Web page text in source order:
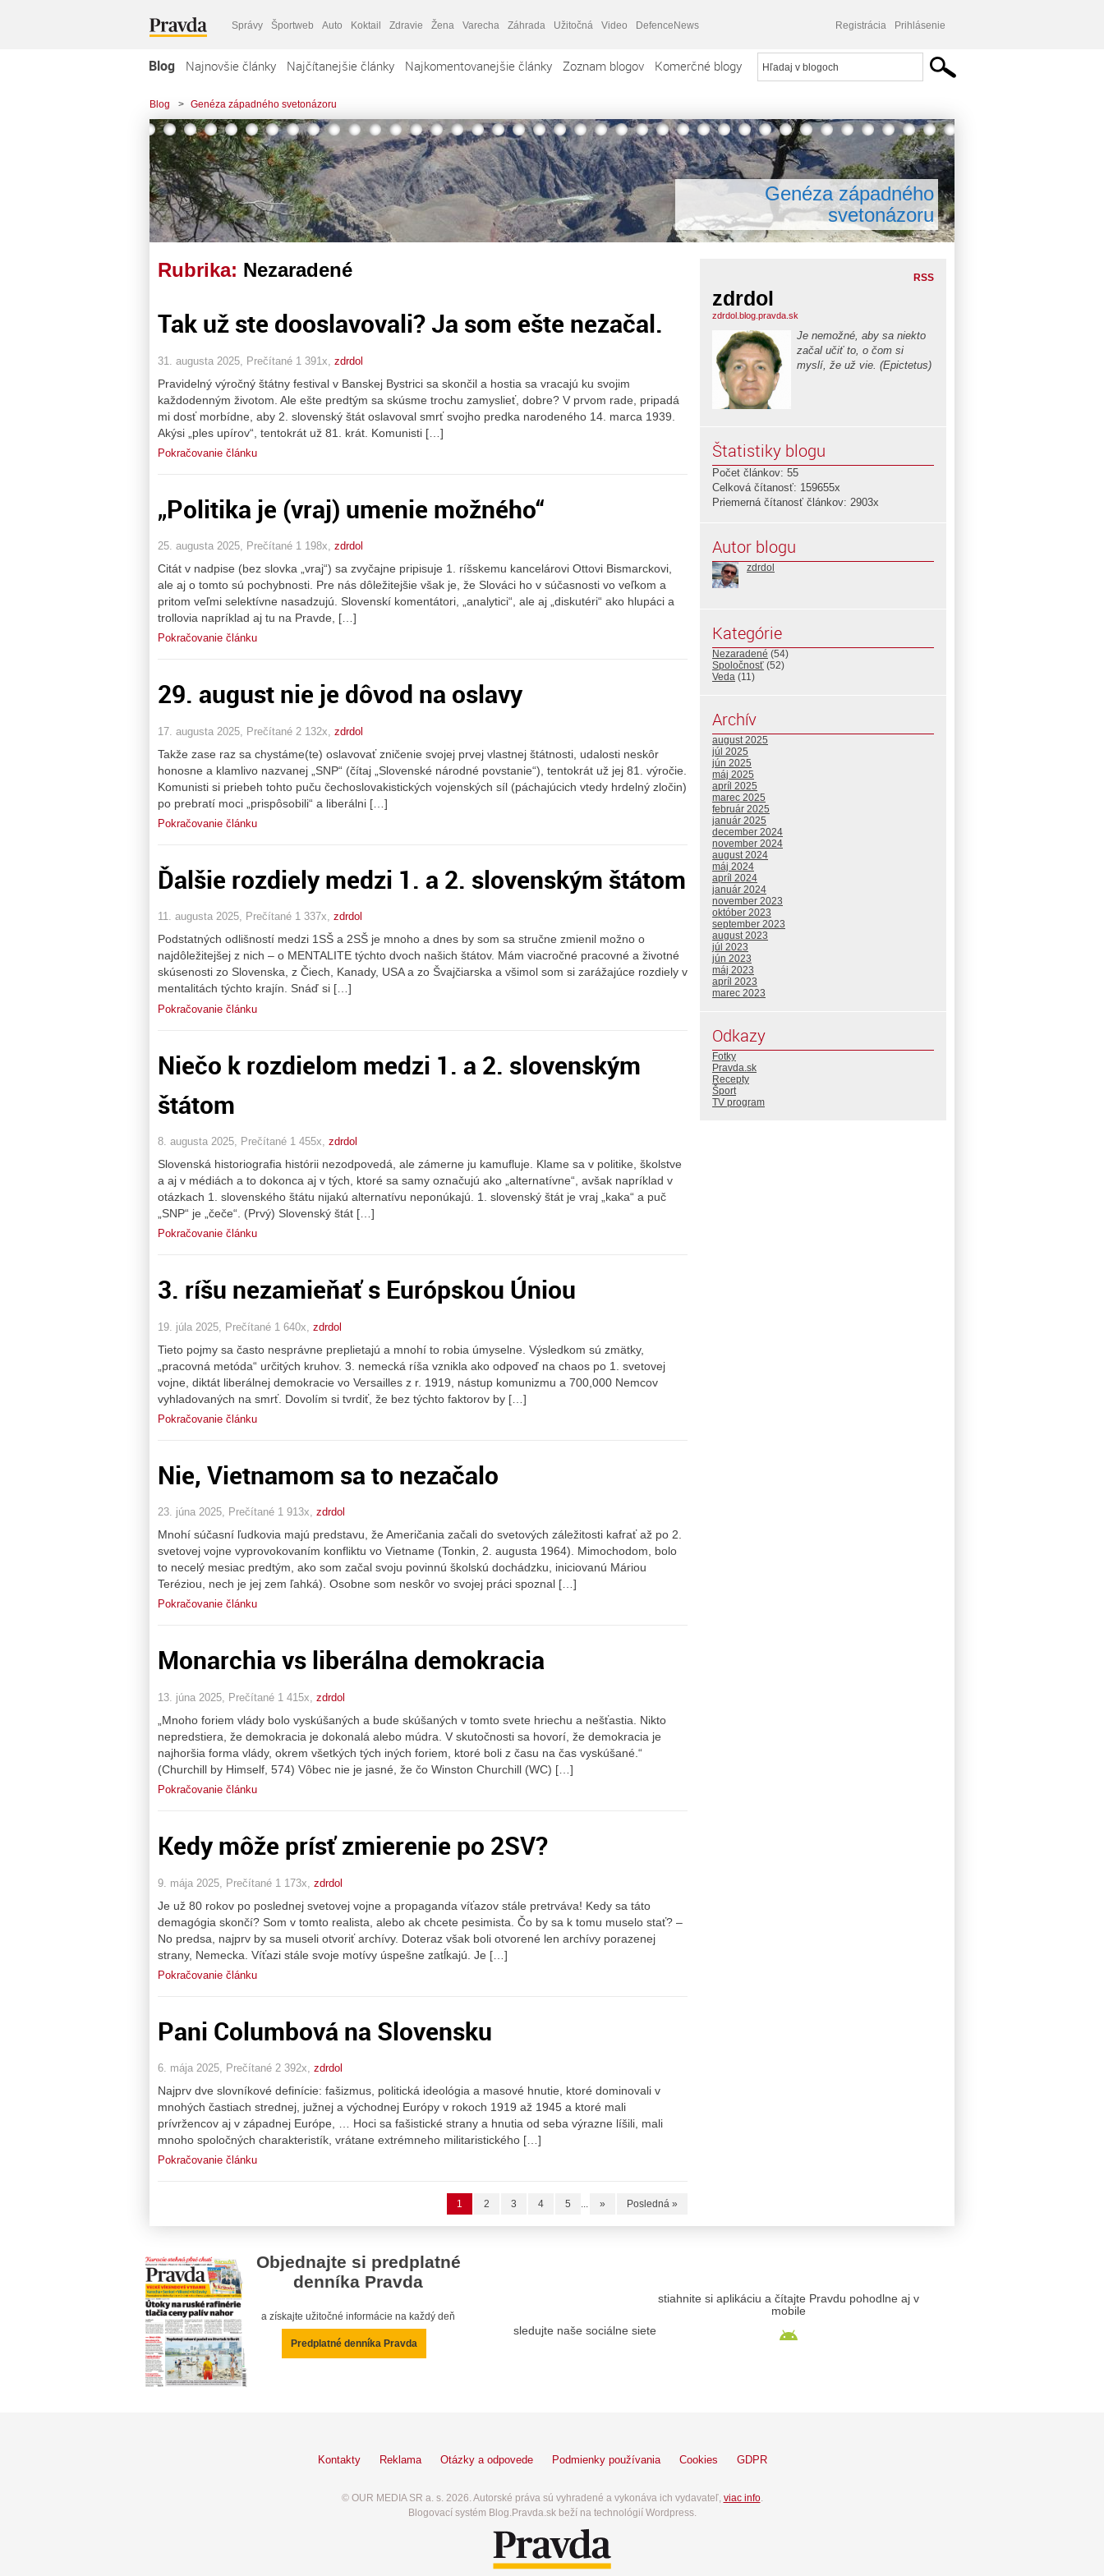
Správy Športweb Auto Koktail Zdravie Žena Varecha Záhrada Užitočná Video DefenceNews Registrácia Prihlásenie
Blog Najnovšie články Najčítanejšie články Najkomentovanejšie články Zoznam blogov Komerčné blogy
Blog > Genéza západného svetonázoru
Genéza západného
svetonázoru
Rubrika: Nezaradené
Tak už ste dooslavovali? Ja som ešte nezačal.
31. augusta 2025, Prečítané 1 391x, zdrdol
Pravidelný výročný štátny festival v Banskej Bystrici sa skončil a hostia sa vracajú ku svojim
každodenným životom. Ale ešte predtým sa skúsme trochu zamyslieť, dobre? V prvom rade, pripadá
mi dosť morbídne, aby 2. slovenský štát oslavoval smrť svojho predka narodeného 14. marca 1939.
Akýsi „ples upírov“, tentokrát už 81. krát. Komunisti […]
Pokračovanie článku
„Politika je (vraj) umenie možného“
25. augusta 2025, Prečítané 1 198x, zdrdol
Citát v nadpise (bez slovka „vraj“) sa zvyčajne pripisuje 1. ríšskemu kancelárovi Ottovi Bismarckovi,
ale aj o tomto sú pochybnosti. Pre nás dôležitejšie však je, že Slováci ho v súčasnosti vo veľkom a
pritom veľmi selektívne nasadzujú. Slovenskí komentátori, „analytici“, ale aj „diskutéri“ ako hlupáci a
trollovia napríklad aj tu na Pravde, […]
Pokračovanie článku
29. august nie je dôvod na oslavy
17. augusta 2025, Prečítané 2 132x, zdrdol
Takže zase raz sa chystáme(te) oslavovať zničenie svojej prvej vlastnej štátnosti, udalosti neskôr
honosne a klamlivo nazvanej „SNP“ (čítaj „Slovenské národné povstanie“), tentokrát už jej 81. výročie.
Komunisti si priebeh tohto puču čechoslovakistických vojenských síl (páchajúcich vtedy hrdelný zločin)
po prebratí moci „prispôsobili“ a liberálni […]
Pokračovanie článku
Ďalšie rozdiely medzi 1. a 2. slovenským štátom
11. augusta 2025, Prečítané 1 337x, zdrdol
Podstatných odlišností medzi 1SŠ a 2SŠ je mnoho a dnes by som sa stručne zmienil možno o
najdôležitejšej z nich – o MENTALITE týchto dvoch našich štátov. Mám viacročné pracovné a životné
skúsenosti zo Slovenska, z Čiech, Kanady, USA a zo Švajčiarska a všimol som si zarážajúce rozdiely v
mentalitách týchto krajín. Snáď si […]
Pokračovanie článku
Niečo k rozdielom medzi 1. a 2. slovenským
štátom
8. augusta 2025, Prečítané 1 455x, zdrdol
Slovenská historiografia histórii nezodpovedá, ale zámerne ju kamufluje. Klame sa v politike, školstve
a aj v médiách a to dokonca aj v tých, ktoré sa samy označujú ako „alternatívne“, avšak napríklad v
otázkach 1. slovenského štátu nijakú alternatívu neponúkajú. 1. slovenský štát je vraj „kaka“ a puč
„SNP“ je „čeče“. (Prvý) Slovenský štát […]
Pokračovanie článku
3. ríšu nezamieňať s Európskou Úniou
19. júla 2025, Prečítané 1 640x, zdrdol
Tieto pojmy sa často nesprávne preplietajú a mnohí to robia úmyselne. Výsledkom sú zmätky,
„pracovná metóda“ určitých kruhov. 3. nemecká ríša vznikla ako odpoveď na chaos po 1. svetovej
vojne, diktát liberálnej demokracie vo Versailles z r. 1919, nástup komunizmu a 700,000 Nemcov
vyhladovaných na smrť. Dovolím si tvrdiť, že bez týchto faktorov by […]
Pokračovanie článku
Nie, Vietnamom sa to nezačalo
23. júna 2025, Prečítané 1 913x, zdrdol
Mnohí súčasní ľudkovia majú predstavu, že Američania začali do svetových záležitosti kafrať až po 2.
svetovej vojne vyprovokovaním konfliktu vo Vietname (Tonkin, 2. augusta 1964). Mimochodom, bolo
to necelý mesiac predtým, ako som začal svoju povinnú školskú dochádzku, iniciovanú Máriou
Teréziou, nech je jej zem ľahká). Osobne som neskôr vo svojej práci spoznal […]
Pokračovanie článku
Monarchia vs liberálna demokracia
13. júna 2025, Prečítané 1 415x, zdrdol
„Mnoho foriem vlády bolo vyskúšaných a bude skúšaných v tomto svete hriechu a nešťastia. Nikto
nepredstiera, že demokracia je dokonalá alebo múdra. V skutočnosti sa hovorí, že demokracia je
najhoršia forma vlády, okrem všetkých tých iných foriem, ktoré boli z času na čas vyskúšané.“
(Churchill by Himself, 574) Vôbec nie je jasné, že čo Winston Churchill (WC) […]
Pokračovanie článku
Kedy môže prísť zmierenie po 2SV?
9. mája 2025, Prečítané 1 173x, zdrdol
Je už 80 rokov po poslednej svetovej vojne a propaganda víťazov stále pretrváva! Kedy sa táto
demagógia skončí? Som v tomto realista, alebo ak chcete pesimista. Čo by sa k tomu muselo stať? –
No predsa, najprv by sa museli otvoriť archívy. Doteraz však boli otvorené len archívy porazenej
strany, Nemecka. Víťazi stále svoje motívy úspešne zatĺkajú. Je […]
Pokračovanie článku
Pani Columbová na Slovensku
6. mája 2025, Prečítané 2 392x, zdrdol
Najprv dve slovníkové definície: fašizmus, politická ideológia a masové hnutie, ktoré dominovali v
mnohých častiach strednej, južnej a východnej Európy v rokoch 1919 až 1945 a ktoré mali
prívržencov aj v západnej Európe, … Hoci sa fašistické strany a hnutia od seba výrazne líšili, mali
mnoho spoločných charakteristík, vrátane extrémneho militaristického […]
Pokračovanie článku
1 2 3 4 5 ... » Posledná »
RSS
zdrdol
zdrdol.blog.pravda.sk
Je nemožné, aby sa niekto
začal učiť to, o čom si
myslí, že už vie. (Epictetus)
Štatistiky blogu
Počet článkov: 55
Celková čítanosť: 159655x
Priemerná čítanosť článkov: 2903x
Autor blogu
zdrdol
Kategórie
Nezaradené (54)
Spoločnosť (52)
Veda (11)
Archív
august 2025
júl 2025
jún 2025
máj 2025
apríl 2025
marec 2025
február 2025
január 2025
december 2024
november 2024
august 2024
máj 2024
apríl 2024
január 2024
november 2023
október 2023
september 2023
august 2023
júl 2023
jún 2023
máj 2023
apríl 2023
marec 2023
Odkazy
Fotky
Pravda.sk
Recepty
Šport
TV program
Objednajte si predplatné
denníka Pravda
a získajte užitočné informácie na každý deň
Predplatné denníka Pravda
sledujte naše sociálne siete
stiahnite si aplikáciu a čítajte Pravdu pohodlne aj v
mobile
Kontakty Reklama Otázky a odpovede Podmienky používania Cookies GDPR
© OUR MEDIA SR a. s. 2026. Autorské práva sú vyhradené a vykonáva ich vydavateľ, viac info.
Blogovací systém Blog.Pravda.sk beží na technológií Wordpress.